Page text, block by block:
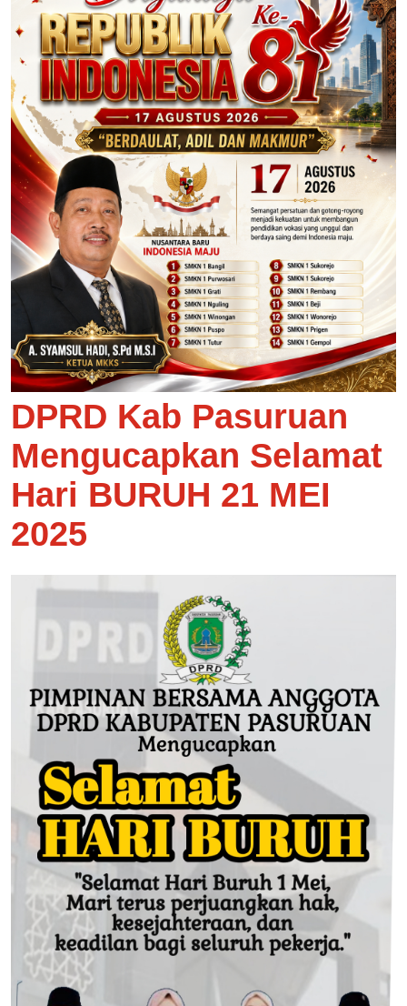
DPRD Kab Pasuruan
Mengucapkan Selamat
Hari BURUH 21 MEI
2025